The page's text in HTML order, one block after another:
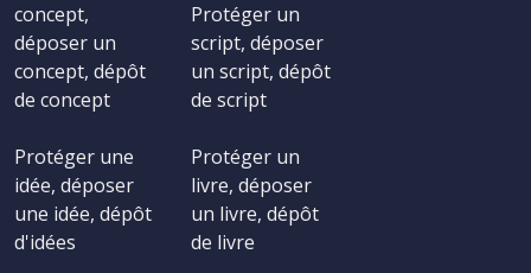
concept,
déposer un
concept, dépôt
de concept
Protéger une
idée, déposer
une idée, dépôt
d'idées
Protéger un
script, déposer
un script, dépôt
de script
Protéger un
livre, déposer
un livre, dépôt
de livre